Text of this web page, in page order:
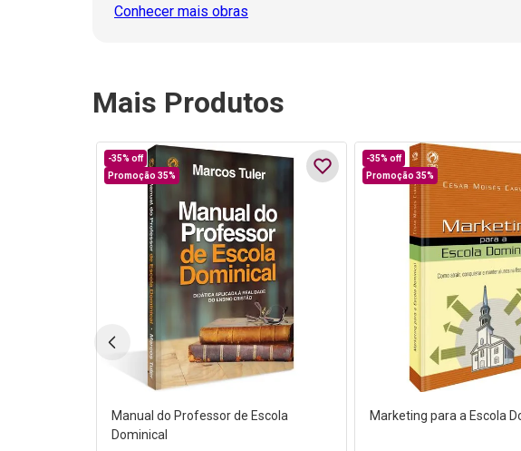
Conhecer mais obras
Mais Produtos
-35% off
Promoção 35%
Manual do Professor de Escola
Dominical
-35% off
Promoção 35%
Marketing para a Escola